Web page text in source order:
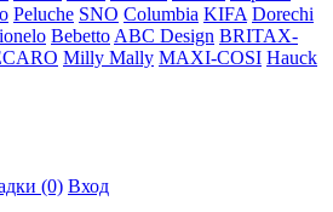
Peluche SNO Columbia KIFA Dorechi
Bebetto ABC Design BRITAX-
Milly Mally MAXI-COSI Hauck
(0) Вход